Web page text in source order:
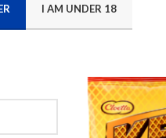
I AM UNDER 18